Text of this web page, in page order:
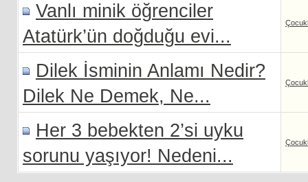
Vanlı minik öğrenciler
Atatürk’ün doğduğu evi...
Dilek İsminin Anlamı Nedir?
Dilek Ne Demek, Ne...
Her 3 bebekten 2’si uyku
sorunu yaşıyor! Nedeni...